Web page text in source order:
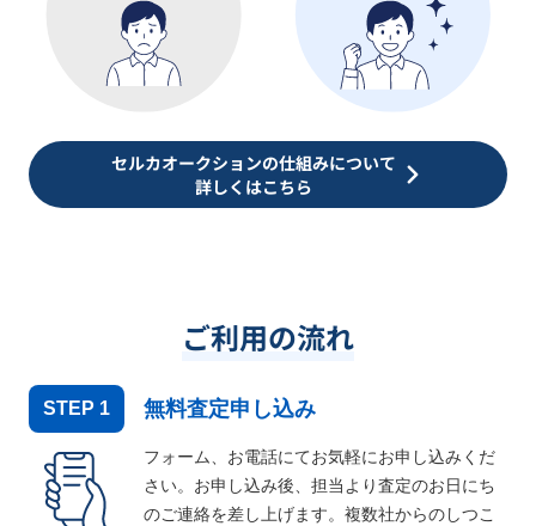
セルカオークションの仕組みについて
詳しくはこちら
ご利用の流れ
STEP 1 無料査定申し込み
フォーム、お電話にてお気軽にお申し込みくだ
さい。お申し込み後、担当より査定のお日にち
のご連絡を差し上げます。複数社からのしつこ